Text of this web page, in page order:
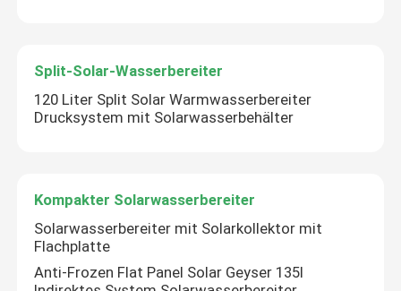
Split-Solar-Wasserbereiter
120 Liter Split Solar Warmwasserbereiter
Drucksystem mit Solarwasserbehälter
Kompakter Solarwasserbereiter
Solarwasserbereiter mit Solarkollektor mit
Flachplatte
Anti-Frozen Flat Panel Solar Geyser 135l